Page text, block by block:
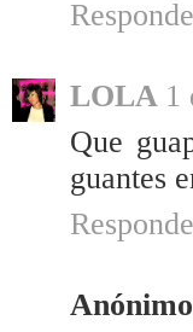
LOLA 1
Que
guantes
Anónimo